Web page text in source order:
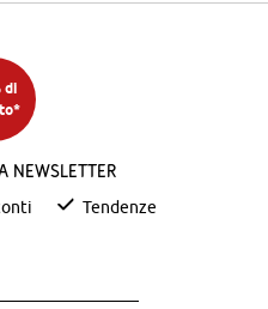
di
newsletter
Tendenze